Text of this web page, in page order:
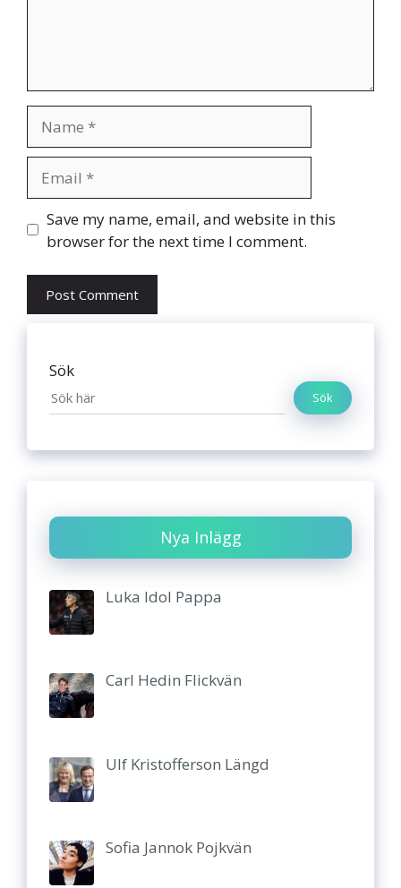
Website
Save my name, email, and website in this
browser for the next time I comment.
Sök
Sök
Nya Inlägg
Luka Idol Pappa
Carl Hedin Flickvän
Ulf Kristofferson Längd
Sofia Jannok Pojkvän